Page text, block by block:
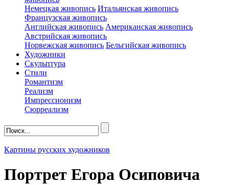
Немецкая живопись Итальянская живопись
Французская живопись
Английская живопись Американская живопись
Австрийская живопись
Норвежская живопись Бельгийская живопись
Художники
Скульптура
Стили
Романтизм
Реализм
Импрессионизм
Сюрреализм
Картины русских художников
Портрет Егора Осиповича